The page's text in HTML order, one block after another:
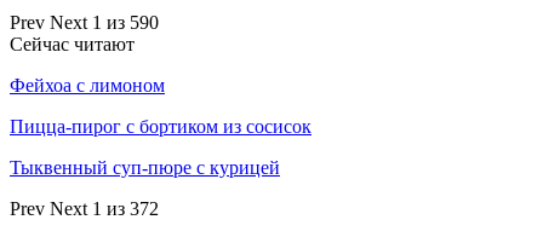
Prev Next 1 из 590
Сейчас читают
Фейхоа с лимоном
Пицца-пирог с бортиком из сосисок
Тыквенный суп-пюре с курицей
Prev Next 1 из 372